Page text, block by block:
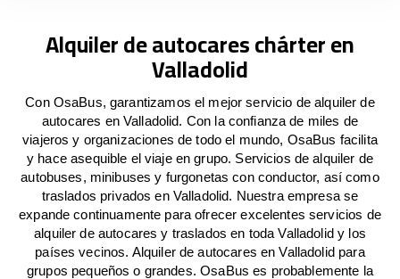
Alquiler de autocares chárter en
Valladolid
Con OsaBus, garantizamos el mejor servicio de alquiler de
autocares en Valladolid. Con la confianza de miles de
viajeros y organizaciones de todo el mundo, OsaBus facilita
y hace asequible el viaje en grupo. Servicios de alquiler de
autobuses, minibuses y furgonetas con conductor, así como
traslados privados en Valladolid. Nuestra empresa se
expande continuamente para ofrecer excelentes servicios de
alquiler de autocares y traslados en toda Valladolid y los
países vecinos. Alquiler de autocares en Valladolid para
grupos pequeños o grandes. OsaBus es probablemente la